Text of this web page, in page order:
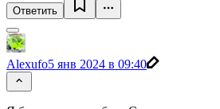
Ответить
Alexufo5 янв 2024 в 09:40